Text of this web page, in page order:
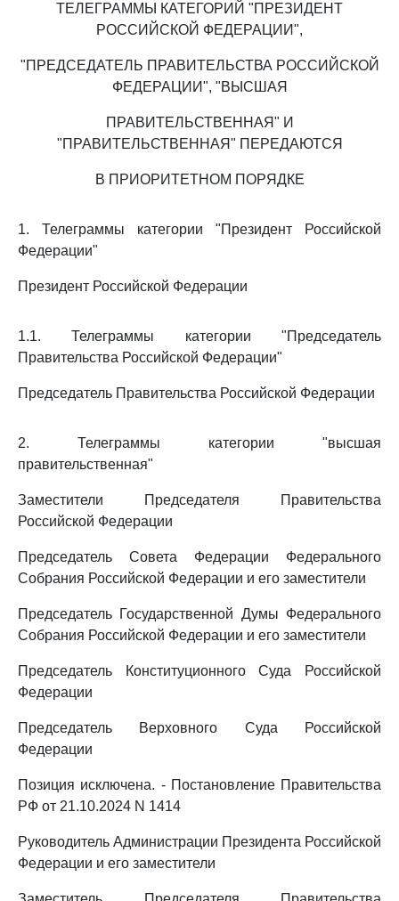
ТЕЛЕГРАММЫ КАТЕГОРИЙ "ПРЕЗИДЕНТ
РОССИЙСКОЙ ФЕДЕРАЦИИ",
"ПРЕДСЕДАТЕЛЬ ПРАВИТЕЛЬСТВА РОССИЙСКОЙ
ФЕДЕРАЦИИ", "ВЫСШАЯ
ПРАВИТЕЛЬСТВЕННАЯ" И
"ПРАВИТЕЛЬСТВЕННАЯ" ПЕРЕДАЮТСЯ
В ПРИОРИТЕТНОМ ПОРЯДКЕ
1. Телеграммы категории "Президент Российской
Федерации"
Президент Российской Федерации
1.1. Телеграммы категории "Председатель
Правительства Российской Федерации"
Председатель Правительства Российской Федерации
2. Телеграммы категории "высшая
правительственная"
Заместители Председателя Правительства
Российской Федерации
Председатель Совета Федерации Федерального
Собрания Российской Федерации и его заместители
Председатель Государственной Думы Федерального
Собрания Российской Федерации и его заместители
Председатель Конституционного Суда Российской
Федерации
Председатель Верховного Суда Российской
Федерации
Позиция исключена. - Постановление Правительства
РФ от 21.10.2024 N 1414
Руководитель Администрации Президента Российской
Федерации и его заместители